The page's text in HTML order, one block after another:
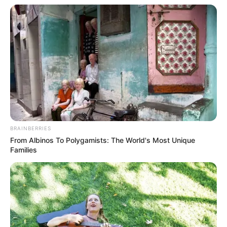
—Repasse financeiro para a vacinação em 2025;
—Inclusão da esporotricose humana na portaria de notificação
compulsória;
—
Diretrizes para a eliminação da Aids e do HIV como problemas
de saúde pública até 2030;
—Guia para a Eliminação das Hepatites Virais no Brasil.
BRAINBERRIES
From Albinos To Polygamists: The World's Most Unique
Families